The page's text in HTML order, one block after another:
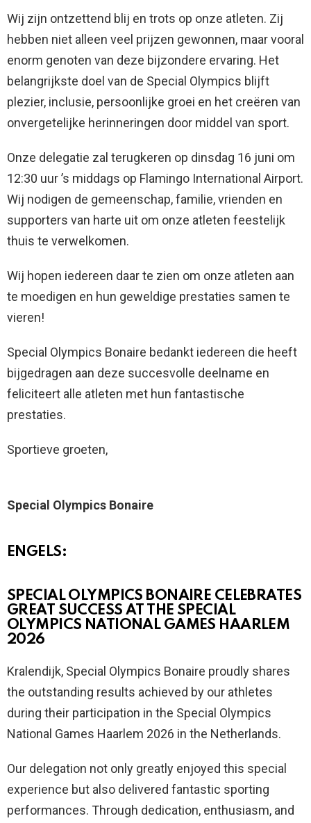
Wij zijn ontzettend blij en trots op onze atleten. Zij
hebben niet alleen veel prijzen gewonnen, maar vooral
enorm genoten van deze bijzondere ervaring. Het
belangrijkste doel van de Special Olympics blijft
plezier, inclusie, persoonlijke groei en het creëren van
onvergetelijke herinneringen door middel van sport.
Onze delegatie zal terugkeren op dinsdag 16 juni om
12:30 uur ’s middags op Flamingo International Airport.
Wij nodigen de gemeenschap, familie, vrienden en
supporters van harte uit om onze atleten feestelijk
thuis te verwelkomen.
Wij hopen iedereen daar te zien om onze atleten aan
te moedigen en hun geweldige prestaties samen te
vieren!
Special Olympics Bonaire bedankt iedereen die heeft
bijgedragen aan deze succesvolle deelname en
feliciteert alle atleten met hun fantastische
prestaties.
Sportieve groeten,
Special Olympics Bonaire
ENGELS:
SPECIAL OLYMPICS BONAIRE CELEBRATES
GREAT SUCCESS AT THE SPECIAL
OLYMPICS NATIONAL GAMES HAARLEM
2026
Kralendijk, Special Olympics Bonaire proudly shares
the outstanding results achieved by our athletes
during their participation in the Special Olympics
National Games Haarlem 2026 in the Netherlands.
Our delegation not only greatly enjoyed this special
experience but also delivered fantastic sporting
performances. Through dedication, enthusiasm, and